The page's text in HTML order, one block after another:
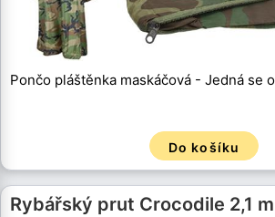
Pončo pláštěnka maskáčová - Jedná se
Do košíku
Rybářský prut Crocodile 2,1